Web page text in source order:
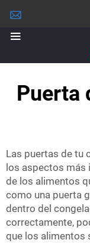
Puerta
Las puertas de tu
los aspectos más
de los alimentos
como una puerta
dentro del
correctamente,
que los alimentos